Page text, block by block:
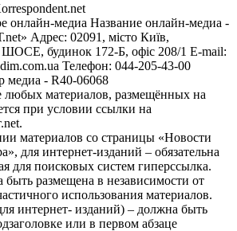
онлайн-медиа Название онлайн-медиа -
Адрес: 02091, місто Київ,
будинок 172-Б, офіс 208/1 E-mail:
Телефон: 044-205-43-00
медиа - R40-06068
любых материалов, размещённых на
при условии ссылки на
материалов со страницы «Новости
для интернет-изданий – обязательна
для поисковых систем гиперссылка.
размещена в независимости от
использования материалов.
интернет- изданий) – должна быть
или в первом абзаце